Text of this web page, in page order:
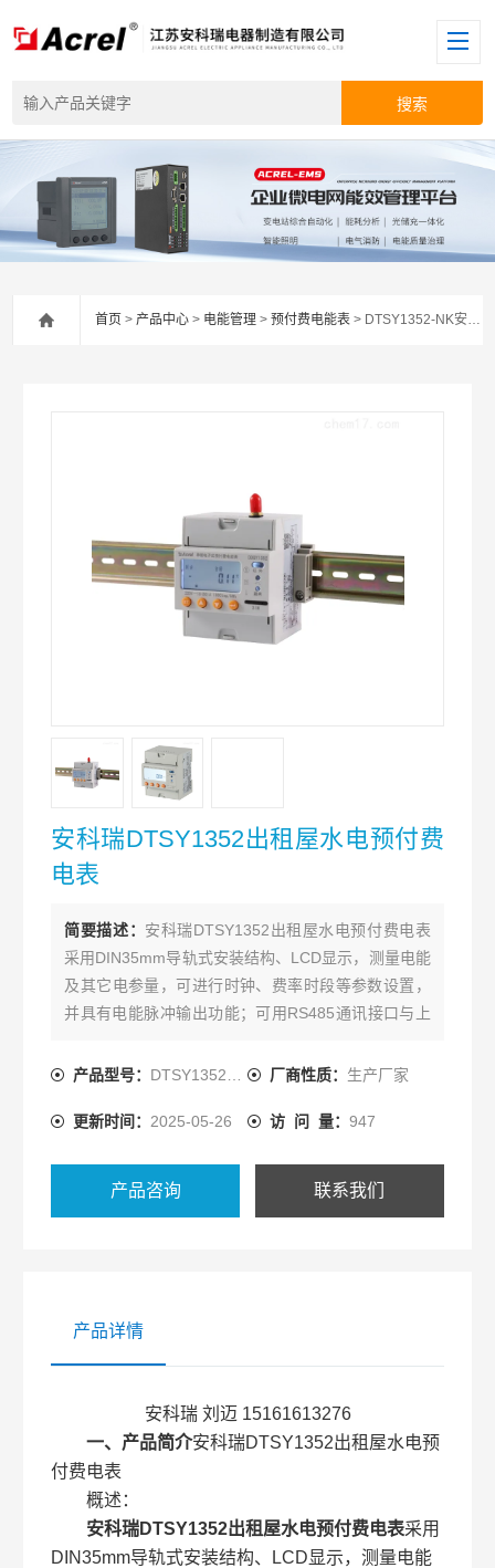
首页 >产品中心 > 电能管理 >预付费电能表 > DTSY1352-NK安科瑞DTSY1352出租屋水电预付费电表
安科瑞DTSY1352出租屋水电预付费
电表
简要描述： 安科瑞DTSY1352出租屋水电预付费电表
采用DIN35mm导轨式安装结构、LCD显示，测量电能
及其它电参量，可进行时钟、费率时段等参数设置，
并具有电能脉冲输出功能；可用RS485通讯接口与上
产品型号： DTSY1352-NK 厂商性质： 生产厂家
更新时间： 2025-05-26 访 问 量： 947
产品咨询 联系我们
产品详情
安科瑞 刘迈 15161613276
一、产品简介安科瑞DTSY1352出租屋水电预
付费电表
概述：
安科瑞DTSY1352出租屋水电预付费电表采用
DIN35mm导轨式安装结构、LCD显示，测量电能